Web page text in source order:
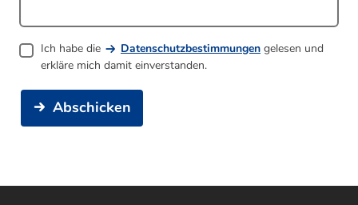
Ich habe die Datenschutzbestimmungen gelesen und
erkläre mich damit einverstanden.
Abschicken